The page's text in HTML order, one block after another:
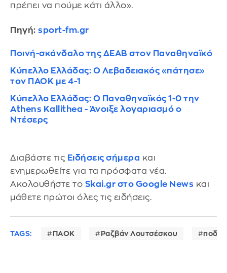
πρέπει να πούμε κάτι άλλο».
Πηγή: sport-fm.gr
Ποινή-σκάνδαλο της ΔΕΑΒ στον Παναθηναϊκό
Κύπελλο Ελλάδας: Ο Λεβαδειακός «πάτησε»
τον ΠΑΟΚ με 4-1
Κύπελλο Ελλάδας: Ο Παναθηναϊκός 1-0 την
Athens Kallithea - Άνοιξε λογαριασμό ο
Ντέσερς
Διαβάστε τις Ειδήσεις σήμερα και
ενημερωθείτε για τα πρόσφατα νέα.
Ακολουθήστε το Skai.gr στο Google News και
μάθετε πρώτοι όλες τις ειδήσεις.
TAGS: ΠΑΟΚ Ραζβάν Λουτσέσκου